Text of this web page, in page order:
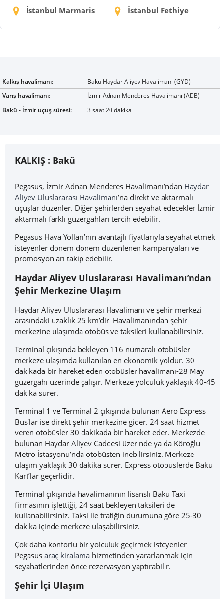
İstanbul Marmaris İstanbul Fethiye
Kalkış havalimanı:
Bakü Haydar Aliyev Havalimanı (GYD)
Varış havalimanı:
İzmir Adnan Menderes Havalimanı (ADB)
Bakü - İzmir uçuş süresi:
3 saat 20 dakika
KALKIŞ : Bakü
Pegasus, İzmir Adnan Menderes Havalimanı’ndan Haydar
Aliyev Uluslararası Havalimanı’na direkt ve aktarmalı
uçuşlar düzenler. Diğer şehirlerden seyahat edecekler İzmir
aktarmalı farklı güzergahları tercih edebilir.
Pegasus Hava Yolları’nın avantajlı fiyatlarıyla seyahat etmek
isteyenler dönem dönem düzenlenen kampanyaları ve
promosyonları takip edebilir.
Haydar Aliyev Uluslararası Havalimanı’ndan
Şehir Merkezine Ulaşım
Haydar Aliyev Uluslararası Havalimanı ve şehir merkezi
arasındaki uzaklık 25 km’dir. Havalimanından şehir
merkezine ulaşımda otobüs ve taksileri kullanabilirsiniz.
Terminal çıkışında bekleyen 116 numaralı otobüsler
merkeze ulaşımda kullanılan en ekonomik yoldur. 30
dakikada bir hareket eden otobüsler havalimanı-28 May
güzergahı üzerinde çalışır. Merkeze yolculuk yaklaşık 40-45
dakika sürer.
Terminal 1 ve Terminal 2 çıkışında bulunan Aero Express
Bus’lar ise direkt şehir merkezine gider. 24 saat hizmet
veren otobüsler 30 dakikada bir hareket eder. Merkezde
bulunan Haydar Aliyev Caddesi üzerinde ya da Köroğlu
Metro İstasyonu’nda otobüsten inebilirsiniz. Merkeze
ulaşım yaklaşık 30 dakika sürer. Express otobüslerde Bakü
Kart’lar geçerlidir.
Terminal çıkışında havalimanının lisanslı Baku Taxi
firmasının işlettiği, 24 saat bekleyen taksileri de
kullanabilirsiniz. Taksi ile trafiğin durumuna göre 25-30
dakika içinde merkeze ulaşabilirsiniz.
Çok daha konforlu bir yolculuk geçirmek isteyenler
Pegasus araç kiralama hizmetinden yararlanmak için
seyahatlerinden önce rezervasyon yaptırabilir.
Şehir İçi Ulaşım